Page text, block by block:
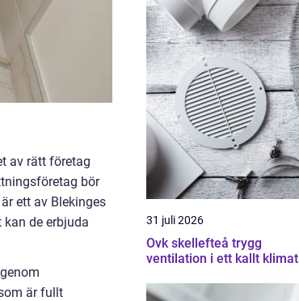
av rätt företag
bör
ett av Blekinges
de erbjuda
är fullt
31 juli 2026
Ovk skellefteå trygg
ventilation i ett kallt klimat